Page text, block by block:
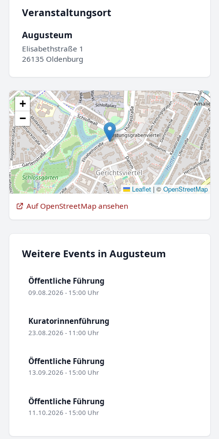
Veranstaltungsort
Augusteum
Elisabethstraße 1
26135 Oldenburg
+
−
Leaflet |© OpenStreetMap
Auf OpenStreetMap ansehen
Weitere Events in Augusteum
Öffentliche Führung
09.08.2026 - 15:00 Uhr
Kuratorinnenführung
23.08.2026 - 11:00 Uhr
Öffentliche Führung
13.09.2026 - 15:00 Uhr
Öffentliche Führung
11.10.2026 - 15:00 Uhr